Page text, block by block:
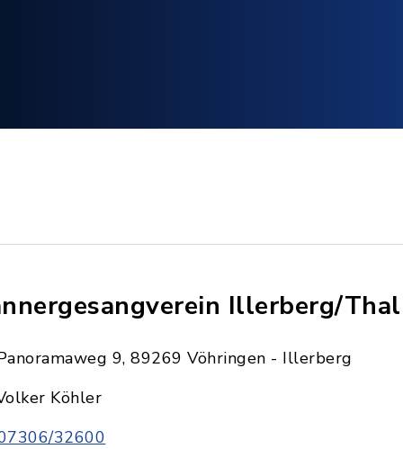
Illerberg/Thal
9, 89269 Vöhringen - Illerberg
Köhler
32600